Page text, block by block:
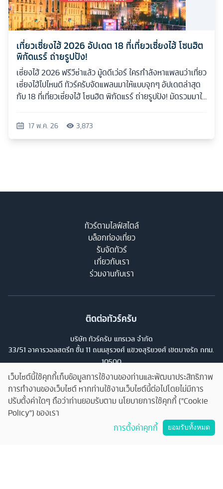
เที่ยวเซี่ยงไฮ้ 2026 อัปเดต 18 ที่เที่ยวเซี่ยงไฮ้ โซนฮิต
พิกัดแรร์ ถ่ายรูปปัง!
เซี่ยงไฮ้ 2026 ฟรีวีซ่าแล้ว มู้ดดีเว่อร์ ใครกำลังหาแพลนว่าเที่ยว
เซี่ยงไฮ้ไปไหนดี ทัวร์ครับจัดแพลนมาให้แบบจุกๆ อัปเดตล่าสุด
กับ 18 ที่เที่ยวเซี่ยงไฮ้ โซนฮิต พิกัดแรร์ ถ่ายรูปปัง! มัดรวมมาให้
17 พ.ค. 26 3,873
ทัวร์ตามไลฟ์สไตล์
บล็อกท่องเที่ยว
รับจัดทัวร์
เกี่ยวกับเรา
ร่วมงานกับเรา
ติดต่อทัวร์ครับ
บริษัท ทัวร์ครับ แทรเวล จำกัด
33/51 อาคารวอลสตรีท ชั้น 11 ถนนสุรวงศ์ แขวงสุริยวงศ์ เขตบางรัก กทม.
10500
33/51 Wall Street Tower, 11th Floor, Surawongse Rd., Suriwongse,
Bangrak, Bangkok. โทร02-853-9982
11/13224คุยกับทัวร์ครับ
เว็บไซต์นี้ใช้คุกกี้เก็บข้อมูลการใช้งานของท่านและพัฒนาประสิทธิภาพ
การทำงานของเว็บไซต์ หากท่านใช้งานเว็บไซต์นี้ต่อไปโดยไม่มีการ
ปรับตั้งค่าใดๆ ถือว่าท่านยอมรับตาม นโยบายการใช้คุกกี้ ("Cookie
Policy") ของเรา
การตั้งค่าคุกกี้
ยอมรับทั้งหมด